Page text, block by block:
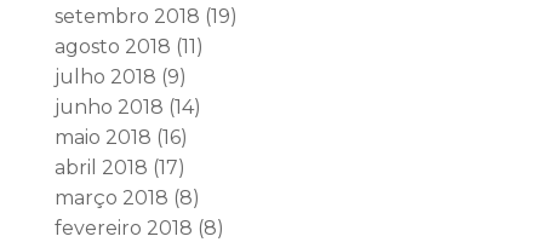
setembro 2018 (19)
agosto 2018 (11)
julho 2018 (9)
junho 2018 (14)
maio 2018 (16)
abril 2018 (17)
março 2018 (8)
fevereiro 2018 (8)